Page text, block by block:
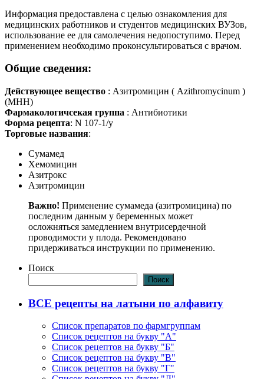
Информация предоставлена с целью ознакомления для
медицинских работников и студентов медицинских ВУЗов,
использование ее для самолечения недопоступимо. Перед
применением необходимо проконсультироваться с врачом.
Общие сведения:
Действующее вещество : Азитромицин ( Azithromycinum )
(МНН)
Фармакологичсекая группа : Антибиотики
Форма рецепта: N 107-1/у
Торговые названия:
Сумамед
Хемомицин
Азитрокс
Азитромицин
Важно! Применение сумамеда (азитромицина) по
последним данным у беременных может
осложняться замедлением внутрисердечной
проводимости у плода. Рекомендовано
придерживаться инструкции по применению.
Поиск
Поиск
ВСЕ рецепты на латыни по алфавиту
Список препаратов по фармгруппам
Список рецептов на букву "А"
Список рецептов на букву "Б"
Список рецептов на букву "В"
Список рецептов на букву "Г"